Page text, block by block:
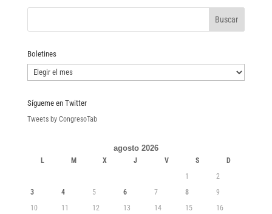
Boletines
Boletines
Sígueme en Twitter
Tweets by CongresoTab
agosto 2026
L M X J V S
D
1
2
3
4 5 6 7 8
9
10
11 12 13 14 15
16